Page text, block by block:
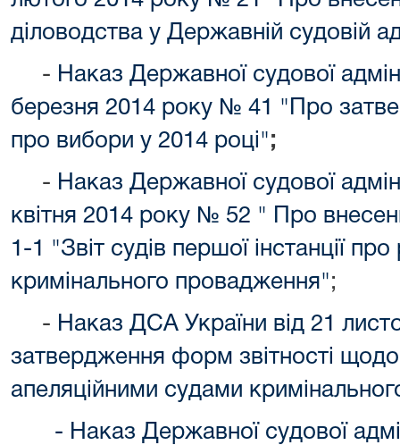
діловодства у Державній судовій
- Наказ Державної судової
березня 2014 року № 41 "Про
про вибори у 2014 році";
- Наказ Державної судової
квітня 2014 року № 52 " Про
1-1 "Звіт судів першої інстанції
кримінального провадження";
- Наказ ДСА України від 21
затвердження форм звітності
апеляційними судами
- Наказ Державної судової